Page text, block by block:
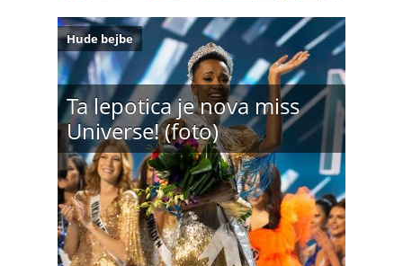
Ta lepotica je nova miss
Universe! (foto)
Hude bejbe